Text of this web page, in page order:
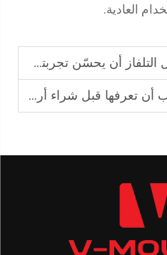
العادية.
تجربتك في غرفة السينما المنزلية؟
قبل شراء أريكة قابلة للإرجاع؟